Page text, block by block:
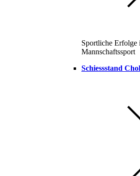
Sportliche Erfolge
Mannschaftssport
Schiessstand